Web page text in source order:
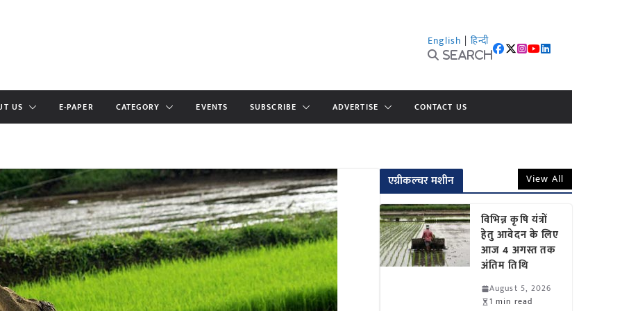
English | हिन्दी
Search
US E-PAPER CATEGORY EVENTS SUBSCRIBE ADVERTISE CONTACT US
एग्रीकल्चर मशीन View All
विभिन्न कृषि यंत्रों
हेतु आवेदन के लिए
आज 4 अगस्त तक
अंतिम तिथि
August 5, 2026
1 min read